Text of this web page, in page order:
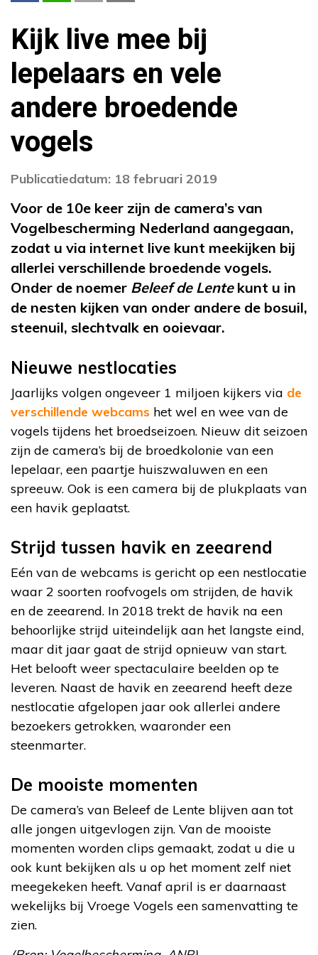
Kijk live mee bij
lepelaars en vele
andere broedende
vogels
Publicatiedatum: 18 februari 2019
Voor de 10e keer zijn de camera’s van
Vogelbescherming Nederland aangegaan,
zodat u via internet live kunt meekijken bij
allerlei verschillende broedende vogels.
Onder de noemer Beleef de Lentekunt u in
de nesten kijken van onder andere de bosuil,
steenuil, slechtvalk en ooievaar.
Nieuwe nestlocaties
Jaarlijks volgen ongeveer 1 miljoen kijkers via de
verschillende webcams het wel en wee van de
vogels tijdens het broedseizoen. Nieuw dit seizoen
zijn de camera’s bij de broedkolonie van een
lepelaar, een paartje huiszwaluwen en een
spreeuw. Ook is een camera bij de plukplaats van
een havik geplaatst.
Strijd tussen havik en zeearend
Eén van de webcams is gericht op een nestlocatie
waar 2 soorten roofvogels om strijden, de havik
en de zeearend. In 2018 trekt de havik na een
behoorlijke strijd uiteindelijk aan het langste eind,
maar dit jaar gaat de strijd opnieuw van start.
Het belooft weer spectaculaire beelden op te
leveren. Naast de havik en zeearend heeft deze
nestlocatie afgelopen jaar ook allerlei andere
bezoekers getrokken, waaronder een
steenmarter.
De mooiste momenten
De camera’s van Beleef de Lente blijven aan tot
alle jongen uitgevlogen zijn. Van de mooiste
momenten worden clips gemaakt, zodat u die u
ook kunt bekijken als u op het moment zelf niet
meegekeken heeft. Vanaf april is er daarnaast
wekelijks bij Vroege Vogels een samenvatting te
zien.